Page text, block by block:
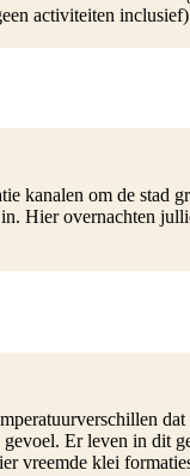
activiteiten
kanalen om de stad
Hier overnachten
Er leven in dit
vreemde klei